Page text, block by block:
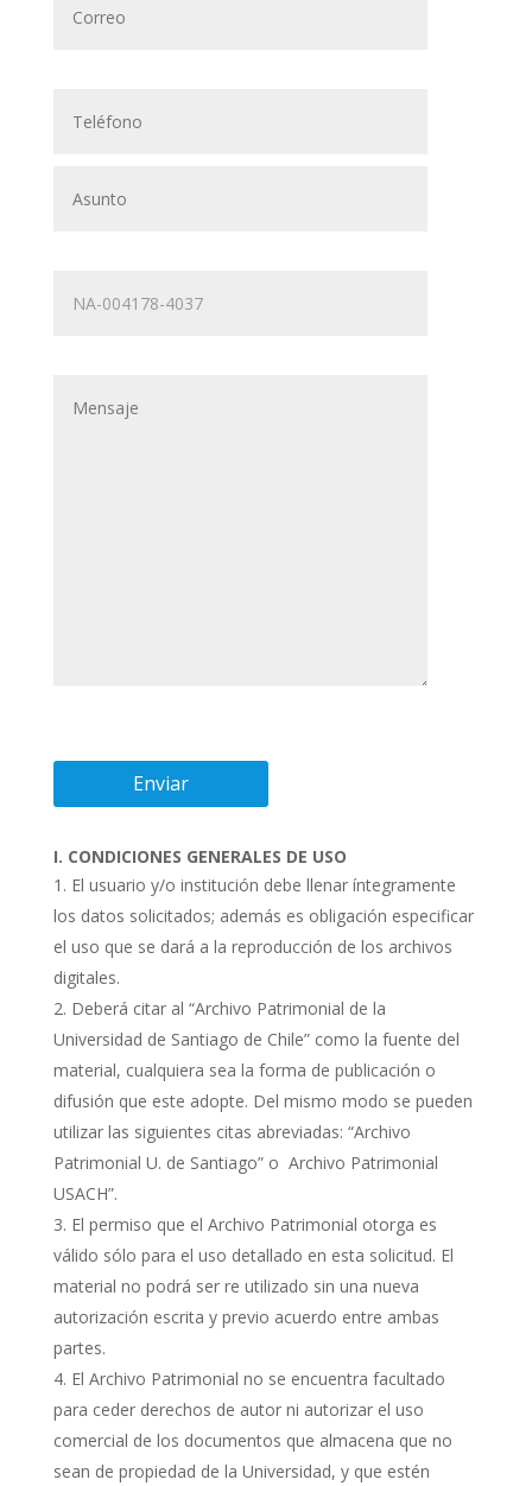
I. CONDICIONES GENERALES DE USO
El usuario y/o institución debe llenar íntegramente
los datos solicitados; además es obligación especificar
el uso que se dará a la reproducción de los archivos
digitales.
Deberá citar al “Archivo Patrimonial de la
Universidad de Santiago de Chile” como la fuente del
material, cualquiera sea la forma de publicación o
difusión que este adopte. Del mismo modo se pueden
utilizar las siguientes citas abreviadas: “Archivo
Patrimonial U. de Santiago” o Archivo Patrimonial
USACH”.
El permiso que el Archivo Patrimonial otorga es
válido sólo para el uso detallado en esta solicitud. El
material no podrá ser re utilizado sin una nueva
autorización escrita y previo acuerdo entre ambas
partes.
El Archivo Patrimonial no se encuentra facultado
para ceder derechos de autor ni autorizar el uso
comercial de los documentos que almacena que no
sean de propiedad de la Universidad, y que estén